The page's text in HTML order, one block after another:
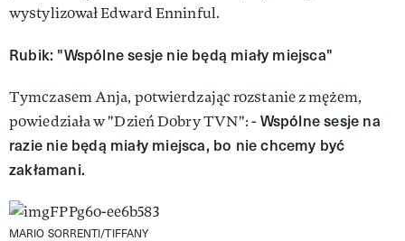
wystylizował Edward Enninful.
Rubik: "Wspólne sesje nie będą miały miejsca"
Tymczasem Anja, potwierdzając rozstanie z mężem,
powiedziała w "Dzień Dobry TVN": - Wspólne sesje na
razie nie będą miały miejsca, bo nie chcemy być
zakłamani.
MARIO SORRENTI/TIFFANY